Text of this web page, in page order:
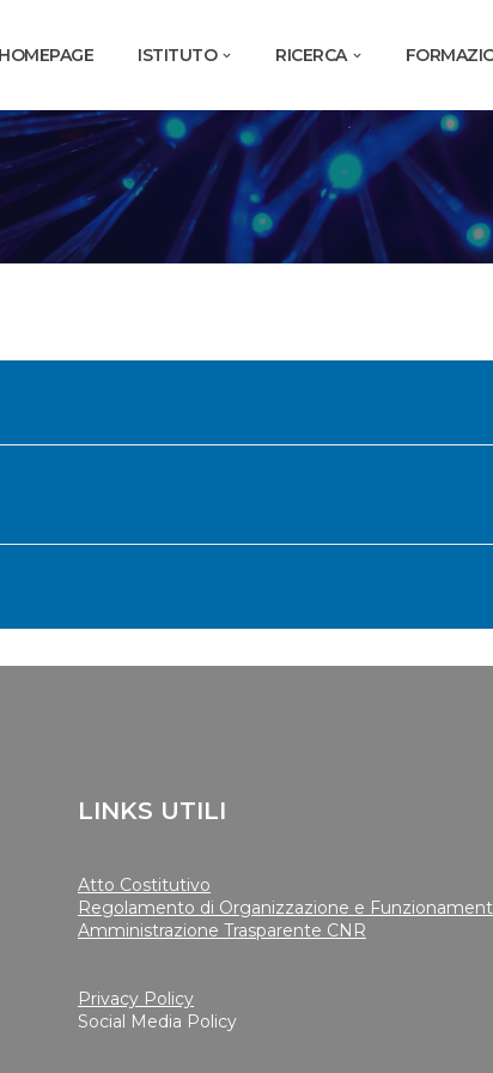
HOMEPAGE ISTITUTO RICERCA
LINKS UTILI
Atto Costitutivo
Regolamento di Organizzazione e
Amministrazione Trasparente CNR
Privacy Policy
Social Media Policy